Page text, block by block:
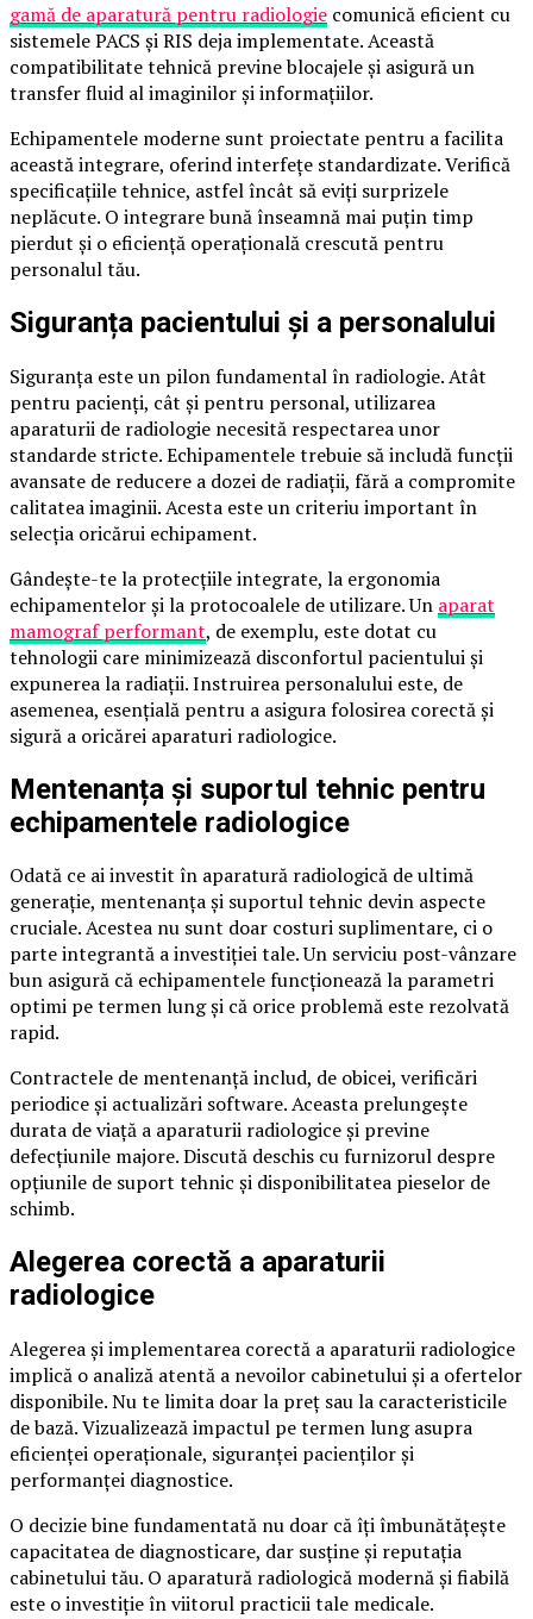
gamă de aparatură pentru radiologie comunică eficient cu
sistemele PACS și RIS deja implementate. Această
compatibilitate tehnică previne blocajele și asigură un
transfer fluid al imaginilor și informațiilor.
Echipamentele moderne sunt proiectate pentru a facilita
această integrare, oferind interfețe standardizate. Verifică
specificațiile tehnice, astfel încât să eviți surprizele
neplăcute. O integrare bună înseamnă mai puțin timp
pierdut și o eficiență operațională crescută pentru
personalul tău.
Siguranța pacientului și a personalului
Siguranța este un pilon fundamental în radiologie. Atât
pentru pacienți, cât și pentru personal, utilizarea
aparaturii de radiologie necesită respectarea unor
standarde stricte. Echipamentele trebuie să includă funcții
avansate de reducere a dozei de radiații, fără a compromite
calitatea imaginii. Acesta este un criteriu important în
selecția oricărui echipament.
Gândește-te la protecțiile integrate, la ergonomia
echipamentelor și la protocoalele de utilizare. Un aparat
mamograf performant, de exemplu, este dotat cu
tehnologii care minimizează disconfortul pacientului și
expunerea la radiații. Instruirea personalului este, de
asemenea, esențială pentru a asigura folosirea corectă și
sigură a oricărei aparaturi radiologice.
Mentenanța și suportul tehnic pentru
echipamentele radiologice
Odată ce ai investit în aparatură radiologică de ultimă
generație, mentenanța și suportul tehnic devin aspecte
cruciale. Acestea nu sunt doar costuri suplimentare, ci o
parte integrantă a investiției tale. Un serviciu post-vânzare
bun asigură că echipamentele funcționează la parametri
optimi pe termen lung și că orice problemă este rezolvată
rapid.
Contractele de mentenanță includ, de obicei, verificări
periodice și actualizări software. Aceasta prelungește
durata de viață a aparaturii radiologice și previne
defecțiunile majore. Discută deschis cu furnizorul despre
opțiunile de suport tehnic și disponibilitatea pieselor de
schimb.
Alegerea corectă a aparaturii
radiologice
Alegerea și implementarea corectă a aparaturii radiologice
implică o analiză atentă a nevoilor cabinetului și a ofertelor
disponibile. Nu te limita doar la preț sau la caracteristicile
de bază. Vizualizează impactul pe termen lung asupra
eficienței operaționale, siguranței pacienților și
performanței diagnostice.
O decizie bine fundamentată nu doar că îți îmbunătățește
capacitatea de diagnosticare, dar susține și reputația
cabinetului tău. O aparatură radiologică modernă și fiabilă
este o investiție în viitorul practicii tale medicale.